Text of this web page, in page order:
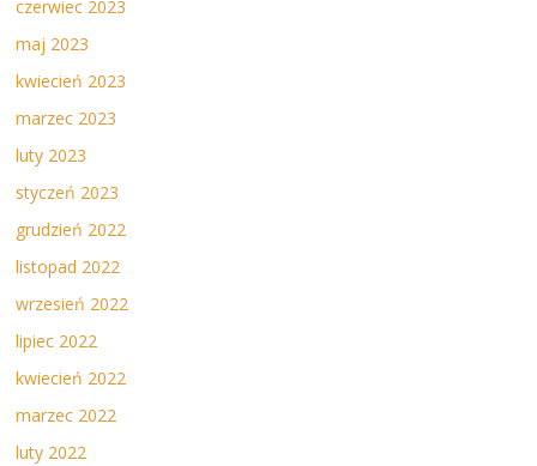
czerwiec 2023
maj 2023
kwiecień 2023
marzec 2023
luty 2023
styczeń 2023
grudzień 2022
listopad 2022
wrzesień 2022
lipiec 2022
kwiecień 2022
marzec 2022
luty 2022